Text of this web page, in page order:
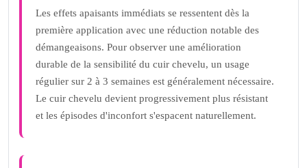
Les effets apaisants immédiats se ressentent dès la
première application avec une réduction notable des
démangeaisons. Pour observer une amélioration
durable de la sensibilité du cuir chevelu, un usage
régulier sur 2 à 3 semaines est généralement nécessaire.
Le cuir chevelu devient progressivement plus résistant
et les épisodes d'inconfort s'espacent naturellement.